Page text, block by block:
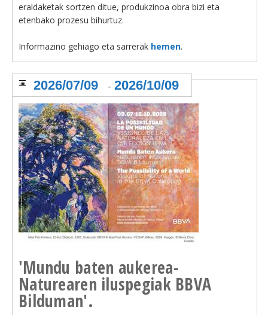
eraldaketak sortzen ditue, produkzinoa obra bizi eta
etenbako prozesu bihurtuz.
Informazino gehiago eta sarrerak hemen.
'Mundu baten aukerea-
Naturearen iluspegiak BBVA
Bilduman'.
2026/07/09 - 2026/10/09